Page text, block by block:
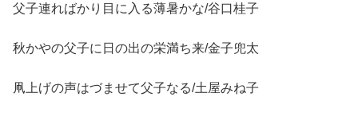
父子連ればかり目に入る薄暑かな/谷口桂子
秋かやの父子に日の出の栄満ち来/金子兜太
凧上げの声はづませて父子なる/土屋みね子